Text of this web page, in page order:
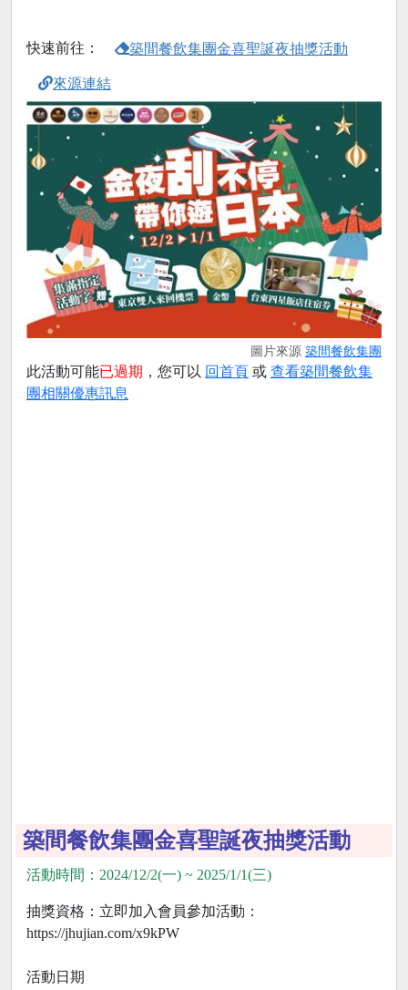
快速前往： 築間餐飲集團金喜聖誕夜抽獎活動
來源連結
圖片來源 築間餐飲集團
此活動可能已過期 ，您可以 回首頁 或 查看築間餐飲集
團相關優惠訊息
築間餐飲集團金喜聖誕夜抽獎活動
活動時間：2024/12/2(一) ~ 2025/1/1(三)
抽獎資格：立即加入會員參加活動：
https://jhujian.com/x9kPW
活動日期